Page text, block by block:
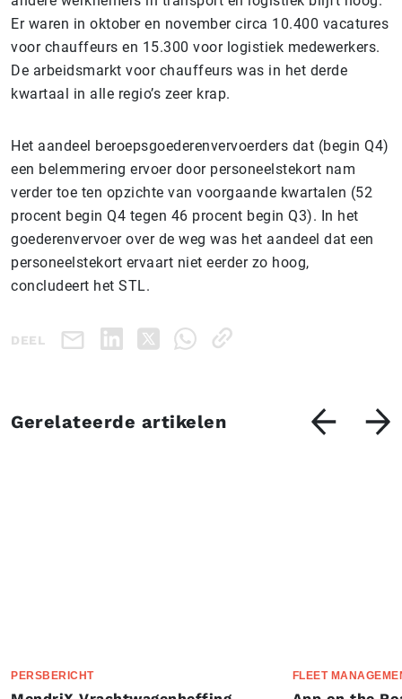
Er waren in oktober en november circa 10.400 vacatures
voor chauffeurs en 15.300 voor logistiek medewerkers.
De arbeidsmarkt voor chauffeurs was in het derde
kwartaal in alle regio’s zeer krap.
Het aandeel beroepsgoederenvervoerders dat (begin Q4)
een belemmering ervoer door personeelstekort nam
verder toe ten opzichte van voorgaande kwartalen (52
procent begin Q4 tegen 46 procent begin Q3). In het
goederenvervoer over de weg was het aandeel dat een
personeelstekort ervaart niet eerder zo hoog,
concludeert het STL.
DEEL
Gerelateerde artikelen
PERSBERICHT FLEET